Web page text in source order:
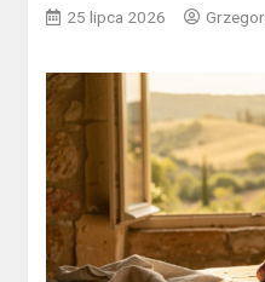
25 lipca 2026